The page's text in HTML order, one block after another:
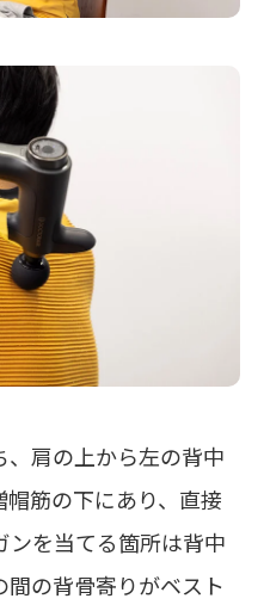
肩の上から左の背中
筋の下にあり、直接
ンを当てる箇所は背中
の背骨寄りがベスト